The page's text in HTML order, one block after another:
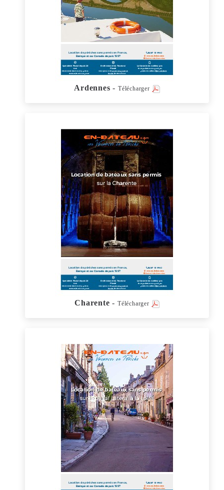
Ardennes -Télécharger
Charente -Télécharger